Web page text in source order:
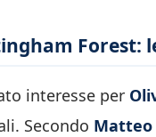
Forest:
interesse per
Secondo